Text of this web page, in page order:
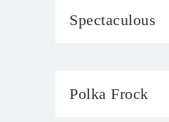
Spectaculous
Polka Frock